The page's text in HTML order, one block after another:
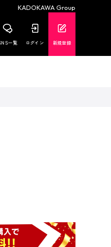
KADOKAWA Group
一覧 ログイン 新規登録